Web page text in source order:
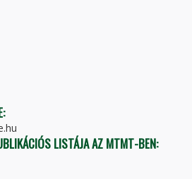
LISTÁJA AZ MTMT-BEN: